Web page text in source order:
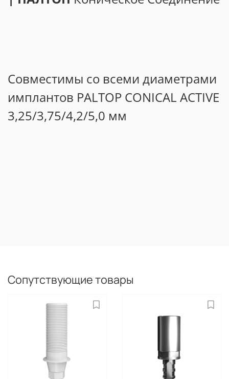
Совместимы со всеми диаметрами
имплантов PALTOP CONICAL ACTIVE
3,25/3,75/4,2/5,0 мм
Сопутствующие товары